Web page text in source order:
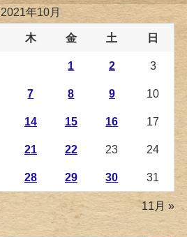
2021年10月
木 金 土 日
1 2 3
7 8 9 10
14 15 16 17
21 22 23 24
28 29 30 31
11月 »